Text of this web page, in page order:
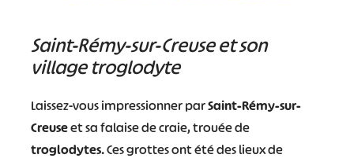
Saint-Rémy-sur-Creuse et son
village troglodyte
Laissez-vous impressionner parSaint-Rémy-sur-
Creuseet sa falaise de craie, trouée de
troglodytes. Ces grottes ont été des lieux de